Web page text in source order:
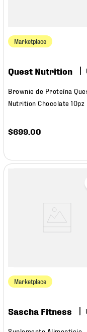
Marketplace
Quest Nutrition
Brownie de Proteína
Nutrition Chocolate 10pz
$699 .00
Marketplace
Sascha Fitness